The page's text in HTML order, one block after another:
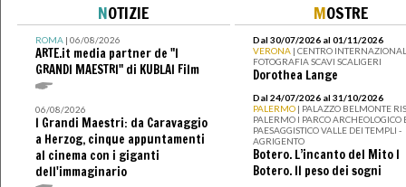
NOTIZIE
ROMA| 06/08/2026
ARTE.it media partner de "I
GRANDI MAESTRI" di KUBLAI Film
06/08/2026
I Grandi Maestri: da Caravaggio
a Herzog, cinque appuntamenti
al cinema con i giganti
dell'immaginario
MOSTRE
Dal 30/07/2026 al 01/11/2026
VERONA | CENTRO
FOTOGRAFIA SCAVI SCALIGERI
Dorothea Lange
Dal 24/07/2026 al 31/10/2026
PALERMO | PALAZZO BELMONTE
PALERMO I PARCO ARCHEOLOGICO
PAESAGGISTICO VALLE DEI TEMPLI -
AGRIGENTO
Botero. L’incanto del Mito I
Botero. Il peso dei sogni